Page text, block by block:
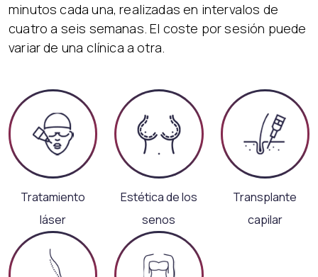
minutos cada una, realizadas en intervalos de
cuatro a seis semanas. El coste por sesión puede
variar de una clínica a otra.
Tratamiento
láser
Estética de los
senos
Transplante
capilar